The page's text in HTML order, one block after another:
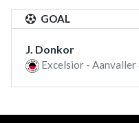
GOAL
J. Donkor
Excelsior - Aanvaller